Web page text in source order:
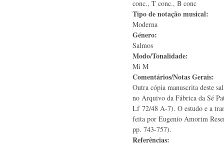
conc., T conc., B conc
Tipo de notação musical:
Moderna
Género:
Salmos
Modo/Tonalidade:
Mi M
Comentários/Notas Gerais:
Outra cópia manuscrita deste
no Arquivo da Fábrica da Sé
Lf 72/48 A-7). O estudo e a
feita por Eugenio Amorim
pp. 743-757).
Referências: